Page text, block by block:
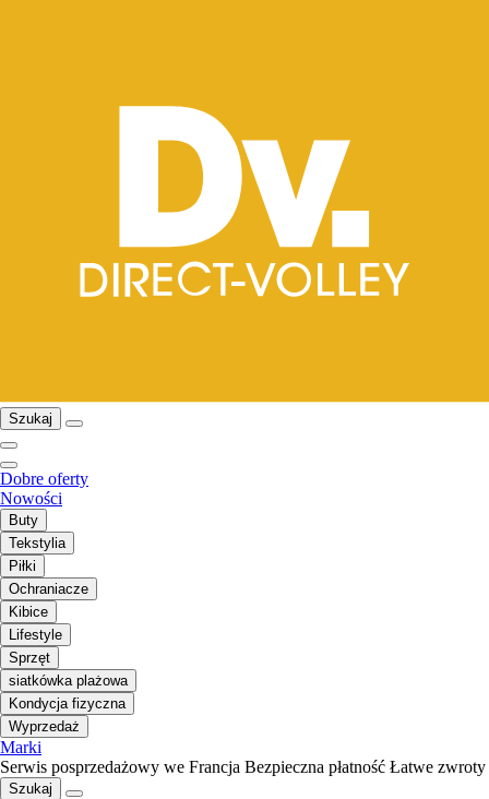
Szukaj
Dobre oferty
Nowości
Buty
Tekstylia
Piłki
Ochraniacze
Kibice
Lifestyle
Sprzęt
siatkówka plażowa
Kondycja fizyczna
Wyprzedaż
Marki
Serwis posprzedażowy we Francja Bezpieczna płatność Łatwe zwroty
Szukaj